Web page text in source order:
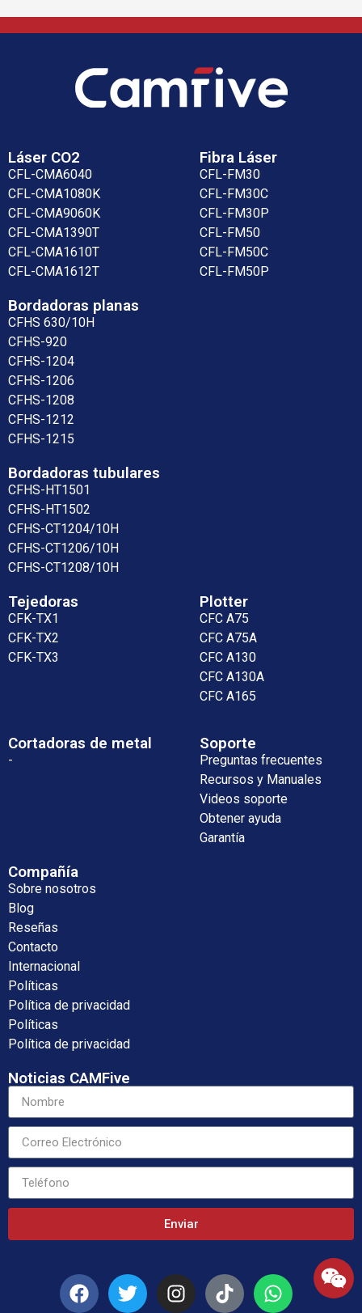
Láser CO2
CFL-CMA6040
CFL-CMA1080K
CFL-CMA9060K
CFL-CMA1390T
CFL-CMA1610T
CFL-CMA1612T
Fibra Láser
CFL-FM30
CFL-FM30C
CFL-FM30P
CFL-FM50
CFL-FM50C
CFL-FM50P
Bordadoras planas
CFHS 630/10H
CFHS-920
CFHS-1204
CFHS-1206
CFHS-1208
CFHS-1212
CFHS-1215
Bordadoras tubulares
CFHS-HT1501
CFHS-HT1502
CFHS-CT1204/10H
CFHS-CT1206/10H
CFHS-CT1208/10H
Tejedoras
CFK-TX1
CFK-TX2
CFK-TX3
Plotter
CFC A75
CFC A75A
CFC A130
CFC A130A
CFC A165
Cortadoras de metal
-
Soporte
Preguntas frecuentes
Recursos y Manuales
Videos soporte
Obtener ayuda
Garantía
Compañía
Sobre nosotros
Blog
Reseñas
Contacto
Internacional
Políticas
Política de privacidad
Políticas
Política de privacidad
Noticias CAMFive
Enviar